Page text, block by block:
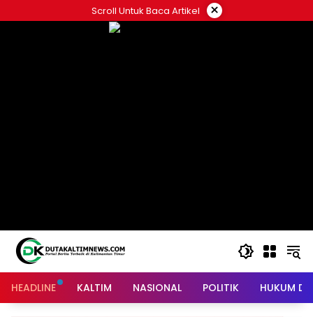
to
Scroll Untuk Baca Artikel ×
HEADLINE KALTIM NASIONAL POLITIK HUKUM